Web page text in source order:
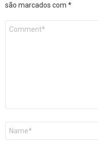
são marcados com *
Comentário
Nome